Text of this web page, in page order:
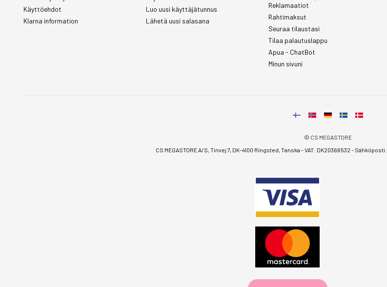
Käyttöehdot
Klarna information
Luo uusi käyttäjätunnus
Lähetä uusi salasana
Reklamaatiot
Rahtimaksut
Seuraa tilaustasi
Tilaa palautuslappu
Apua - ChatBot
Minun sivuni
© CS MEGASTORE
CS MEGASTORE A/S, Tinvej 7, DK-4100 Ringsted, Tanska - VAT: DK20366532 - Sähköposti: